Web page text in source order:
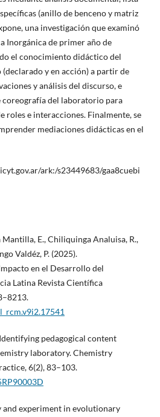
(anillo de benceno y matriz
una investigación que examinó
Inorgánica de primer año de
el conocimiento didáctico del
y en acción) a partir de
y análisis del discurso, e
del laboratorio para
roles e interacciones. Finalmente, se
mediaciones didácticas en el
ark:/s23449683/gaa8cuebi
E., Chiliquinga Analuisa, R.,
Valdéz, P. (2025).
en el Desarrollo del
Latina Revista Científica
pedagogical content
laboratory. Chemistry
6(2), 83–103.
and experiment in evolutionary